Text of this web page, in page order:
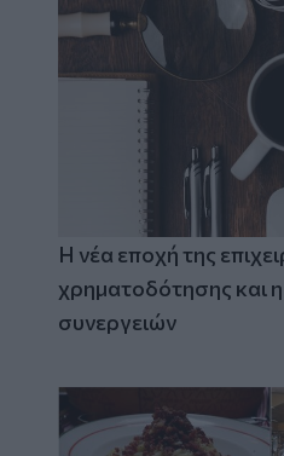
Η νέα εποχή της
χρηματοδότησης και
συνεργειών